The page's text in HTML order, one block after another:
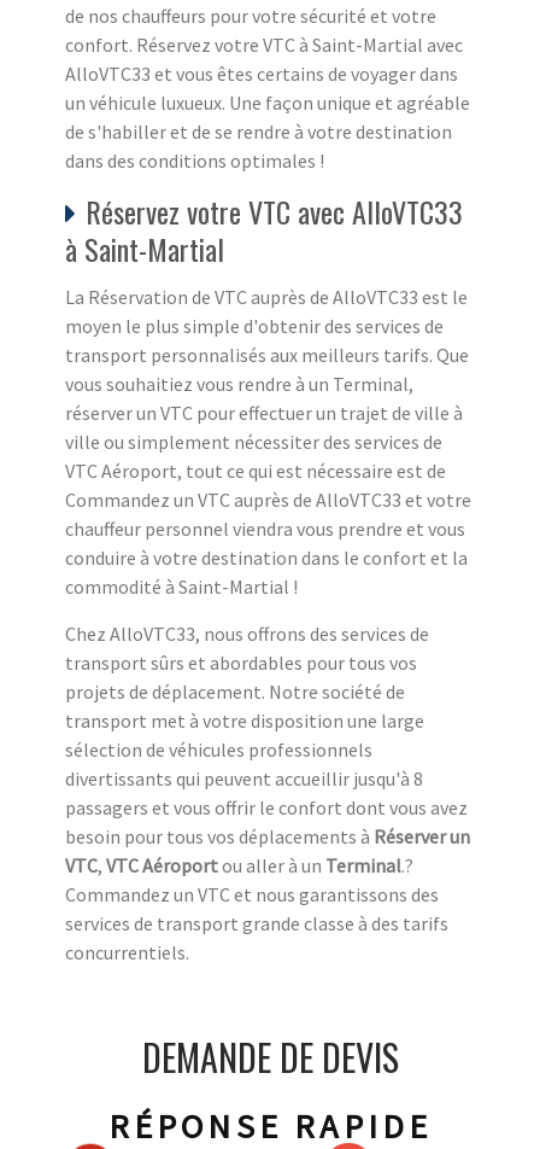
de nos chauffeurs pour votre sécurité et votre
confort. Réservez votre VTC à Saint-Martial avec
AlloVTC33 et vous êtes certains de voyager dans
un véhicule luxueux. Une façon unique et agréable
de s'habiller et de se rendre à votre destination
dans des conditions optimales !
Réservez votre VTC avec AlloVTC33
à Saint-Martial
La Réservation de VTC auprès de AlloVTC33 est le
moyen le plus simple d'obtenir des services de
transport personnalisés aux meilleurs tarifs. Que
vous souhaitiez vous rendre à un Terminal,
réserver un VTC pour effectuer un trajet de ville à
ville ou simplement nécessiter des services de
VTC Aéroport, tout ce qui est nécessaire est de
Commandez un VTC auprès de AlloVTC33 et votre
chauffeur personnel viendra vous prendre et vous
conduire à votre destination dans le confort et la
commodité à Saint-Martial !
Chez AlloVTC33, nous offrons des services de
transport sûrs et abordables pour tous vos
projets de déplacement. Notre société de
transport met à votre disposition une large
sélection de véhicules professionnels
divertissants qui peuvent accueillir jusqu'à 8
passagers et vous offrir le confort dont vous avez
besoin pour tous vos déplacements à Réserver un
VTC, VTC Aéroportou aller à un Terminal.?
Commandez un VTC et nous garantissons des
services de transport grande classe à des tarifs
concurrentiels.
DEMANDE DE DEVIS
RÉPONSE RAPIDE